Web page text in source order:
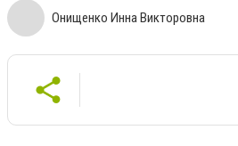
Онищенко Инна Викторовна